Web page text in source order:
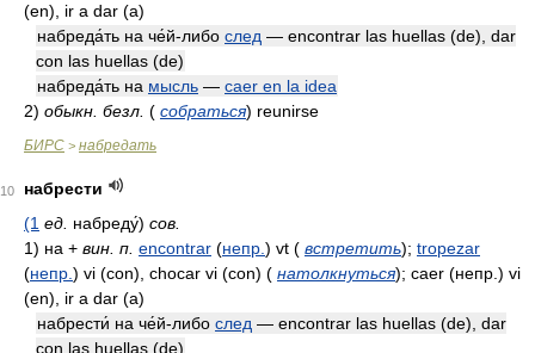
(en), ir a dar (a)
набреда́ть на че́й-либо след — encontrar las huellas (de), dar
con las huellas (de)
набреда́ть на мысль — caer en la idea
2) обыкн. безл. ( собраться) reunirse
БИРС > набредать
10
набрести
(1 ед. набреду́) сов.
1) на + вин. п. encontrar (непр. ) vt ( встретить); tropezar
(непр. ) vi (con), chocar vi (con) ( натолкнуться); caer (непр.) vi
(en), ir a dar (a)
набрести́ на че́й-либо след — encontrar las huellas (de), dar
con las huellas (de)